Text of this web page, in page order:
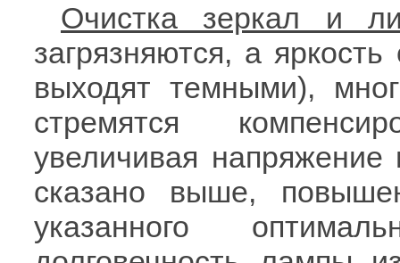
Очистка зеркал и
загрязняются, а
выходят темными),
стремятся
увеличивая
сказано выше,
указанного